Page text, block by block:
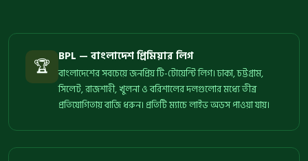
🏆 BPL — বাংলাদেশ প্রিমিয়ার লিগ
বাংলাদেশের সবচেয়ে জনপ্রিয় টি-টোয়েন্টি লিগ। ঢাকা, চট্টগ্রাম,
সিলেট, রাজশাহী, খুলনা ও বরিশালের দলগুলোর মধ্যে তীব্র
প্রতিযোগিতায় বাজি ধরুন। প্রতিটি ম্যাচে লাইভ অডস পাওয়া যায়।